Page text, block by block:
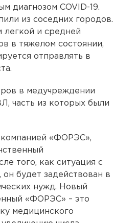
диагнозом COVID-19.
из соседних городов.
легкой и средней
в тяжелом состоянии,
отправлять в
в медучреждении
часть из которых были
«ФОРЭС»,
того, как ситуация с
будет задействован в
нужд. Новый
«ФОРЭС» – это
медицинского